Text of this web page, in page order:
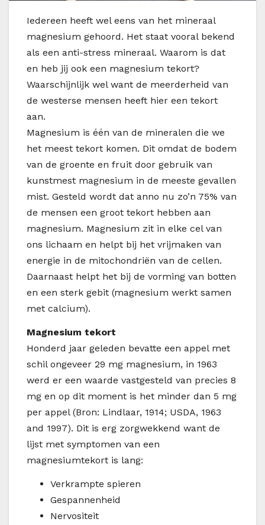
Iedereen heeft wel eens van het mineraal
magnesium gehoord. Het staat vooral bekend
als een anti-stress mineraal. Waarom is dat
en heb jij ook een magnesium tekort?
Waarschijnlijk wel want de meerderheid van
de westerse mensen heeft hier een tekort
aan.
Magnesium is één van de mineralen die we
het meest tekort komen. Dit omdat de bodem
van de groente en fruit door gebruik van
kunstmest magnesium in de meeste gevallen
mist. Gesteld wordt dat anno nu zo’n 75% van
de mensen een groot tekort hebben aan
magnesium. Magnesium zit in elke cel van
ons lichaam en helpt bij het vrijmaken van
energie in de mitochondriën van de cellen.
Daarnaast helpt het bij de vorming van botten
en een sterk gebit (magnesium werkt samen
met calcium).
Magnesium tekort
Honderd jaar geleden bevatte een appel met
schil ongeveer 29 mg magnesium, in 1963
werd er een waarde vastgesteld van precies 8
mg en op dit moment is het minder dan 5 mg
per appel (Bron: Lindlaar, 1914; USDA, 1963
and 1997). Dit is erg zorgwekkend want de
lijst met symptomen van een
magnesiumtekort is lang:
Verkrampte spieren
Gespannenheid
Nervositeit